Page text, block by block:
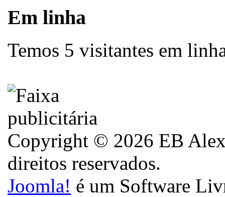
Em linha
Temos 5 visitantes em
Copyright © 2026 EB
direitos reservados.
Joomla! é um Software